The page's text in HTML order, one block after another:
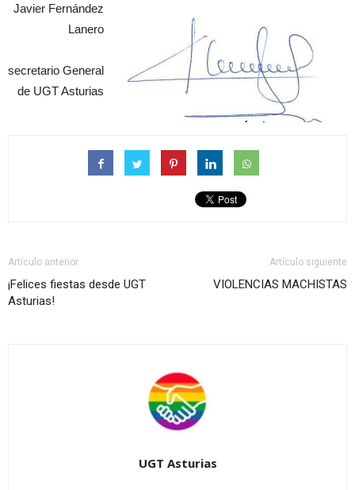
Javier Fernández
Lanero
secretario General
de UGT Asturias
Artículo anterior
¡Felices fiestas desde UGT
Asturias!
Artículo siguiente
VIOLENCIAS MACHISTAS
UGT Asturias